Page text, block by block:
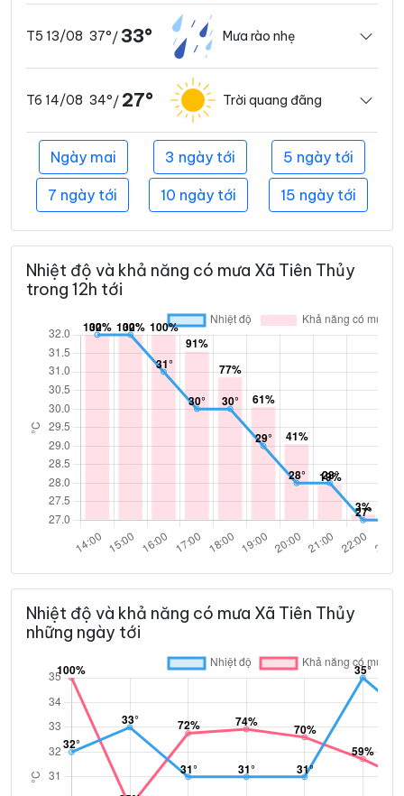
T5 13/08 37°/ 33° Mưa rào nhẹ
T6 14/08 34°/ 27° Trời quang đãng
Ngày mai 3 ngày tới 5 ngày tới
7 ngày tới 10 ngày tới 15 ngày tới
Nhiệt độ và khả năng có mưa Xã Tiên Thủy
trong 12h tới
Nhiệt độ và khả năng có mưa Xã Tiên Thủy
những ngày tới